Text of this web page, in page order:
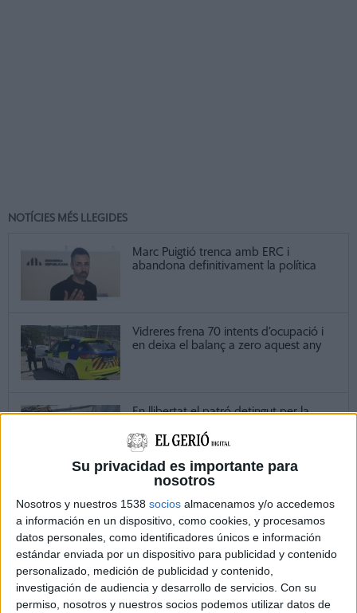
Su privacidad es importante para
nosotros
Nosotros y nuestros 1538 socios almacenamos y/o accedemos
a información en un dispositivo, como cookies, y procesamos
datos personales, como identificadores únicos e información
estándar enviada por un dispositivo para publicidad y contenido
personalizado, medición de publicidad y contenido,
investigación de audiencia y desarrollo de servicios. Con su
permiso, nosotros y nuestros socios podemos utilizar datos de
NOTÍCIES MÉS LLEGIDES
Marc Puigtió trenca amb ERC i
abandona definitivament la política
Vidreres frena 70 intents d’ocupació i
en deixa el balanç a zero aquest any
En llibertat el patró detingut per la
d’aigua a Empuriabrava
l’IBI als pisos buits i estudia apujar el
recàrrec
DARRERES NOTÍCIES